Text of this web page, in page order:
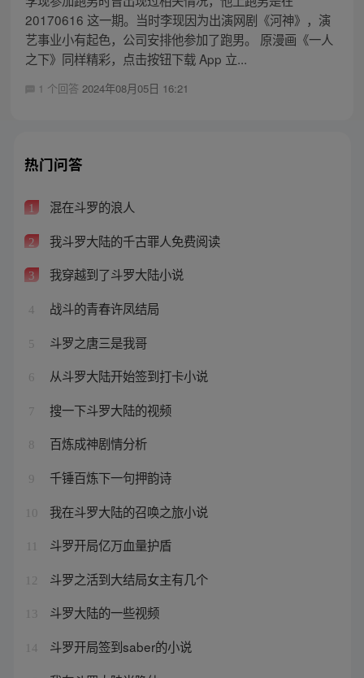
20170616 这一期。当时李现因为出演网剧《河神》，演
艺事业小有起色，公司安排他参加了跑男。 原漫画《一人
之下》同样精彩，点击按钮下载 App 立...
1 个回答 2024年08月05日 16:21
热门问答
1 混在斗罗的浪人
2 我斗罗大陆的千古罪人免费阅读
3 我穿越到了斗罗大陆小说
4 战斗的青春许凤结局
5 斗罗之唐三是我哥
6 从斗罗大陆开始签到打卡小说
7 搜一下斗罗大陆的视频
8 百炼成神剧情分析
9 千锤百炼下一句押韵诗
10 我在斗罗大陆的召唤之旅小说
斗罗开局亿万血量护盾
12 斗罗之活到大结局女主有几个
13 斗罗大陆的一些视频
14 斗罗开局签到saber的小说